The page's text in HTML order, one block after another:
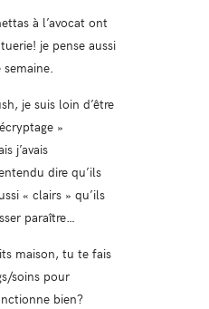
à l’avocat ont
je pense aussi
je suis loin d’être
»
j’avais
dire qu’ils
« clairs » qu’ils
paraître…
maison, tu te fais
soins pour
bien?